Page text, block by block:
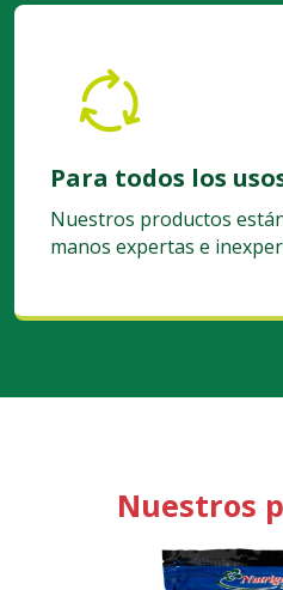
Para todos los
manos expertas e
Nuestros